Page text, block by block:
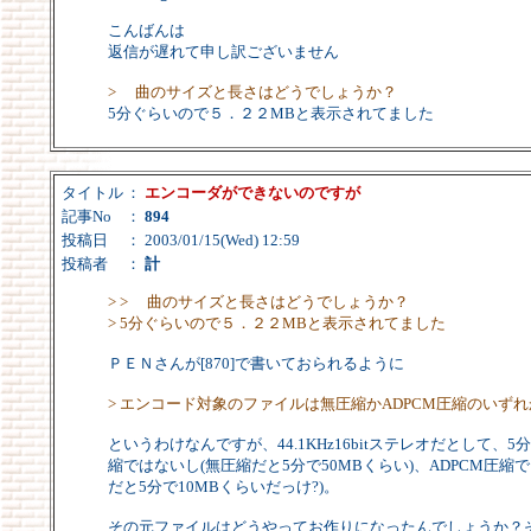
こんばんは
返信が遅れて申し訳ございません
> 曲のサイズと長さはどうでしょうか？
5分ぐらいので５．２２MBと表示されてました
タイトル ： エンコーダができないのですが
記事No
： 894
投稿日
： 2003/01/15(Wed) 12:59
投稿者
： 計
> > 曲のサイズと長さはどうでしょうか？
> 5分ぐらいので５．２２MBと表示されてました
ＰＥＮさんが[870]で書いておられるように
> エンコード対象のファイルは無圧縮かADPCM圧縮のいず
というわけなんですが、44.1KHz16bitステレオだとして、5
縮ではないし(無圧縮だと5分で50MBくらい)、ADPCM圧縮
だと5分で10MBくらいだっけ?)。
その元ファイルはどうやってお作りになったんでしょうか？